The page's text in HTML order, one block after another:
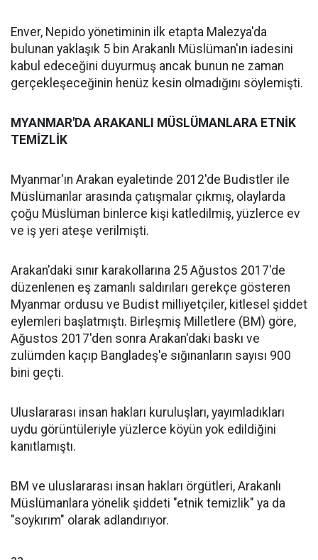
Enver, Nepido yönetiminin ilk etapta Malezya'da
bulunan yaklaşık 5 bin Arakanlı Müslüman'ın iadesini
kabul edeceğini duyurmuş ancak bunun ne zaman
gerçekleşeceğinin henüz kesin olmadığını söylemişti.
MYANMAR'DA ARAKANLI MÜSLÜMANLARA ETNİK
TEMİZLİK
Myanmar'ın Arakan eyaletinde 2012'de Budistler ile
Müslümanlar arasında çatışmalar çıkmış, olaylarda
çoğu Müslüman binlerce kişi katledilmiş, yüzlerce ev
ve iş yeri ateşe verilmişti.
Arakan'daki sınır karakollarına 25 Ağustos 2017'de
düzenlenen eş zamanlı saldırıları gerekçe gösteren
Myanmar ordusu ve Budist milliyetçiler, kitlesel şiddet
eylemleri başlatmıştı. Birleşmiş Milletlere (BM) göre,
Ağustos 2017'den sonra Arakan'daki baskı ve
zulümden kaçıp Bangladeş'e sığınanların sayısı 900
bini geçti.
Uluslararası insan hakları kuruluşları, yayımladıkları
uydu görüntüleriyle yüzlerce köyün yok edildiğini
kanıtlamıştı.
BM ve uluslararası insan hakları örgütleri, Arakanlı
Müslümanlara yönelik şiddeti "etnik temizlik" ya da
"soykırım" olarak adlandırıyor.